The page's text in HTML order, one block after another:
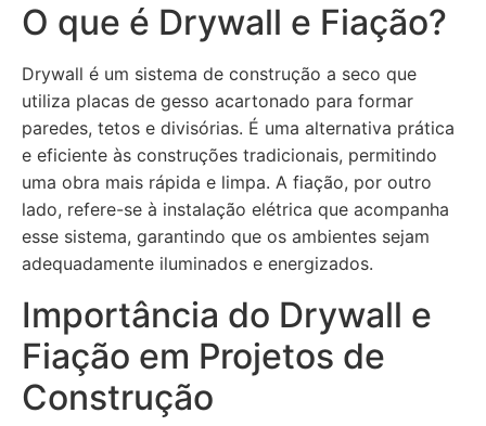
O que é Drywall e Fiação?
Drywall é um sistema de construção a seco que
utiliza placas de gesso acartonado para formar
paredes, tetos e divisórias. É uma alternativa prática
e eficiente às construções tradicionais, permitindo
uma obra mais rápida e limpa. A fiação, por outro
lado, refere-se à instalação elétrica que acompanha
esse sistema, garantindo que os ambientes sejam
adequadamente iluminados e energizados.
Importância do Drywall e
Fiação em Projetos de
Construção